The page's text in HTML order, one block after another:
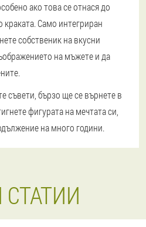
ако това се отнася до
краката. Само интегриран
собственик на вкусни
на мъжете и да
съвети, бързо ще се върнете в
фигурата на мечтата си,
на много години.